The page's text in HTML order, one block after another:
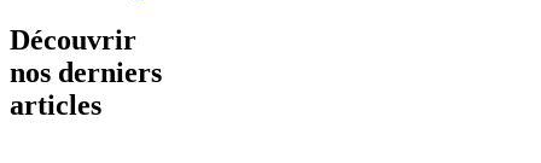
Découvrir
nos derniers
articles